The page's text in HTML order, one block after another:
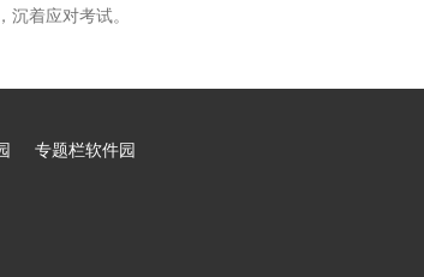
着应对考试。
专题栏软件园